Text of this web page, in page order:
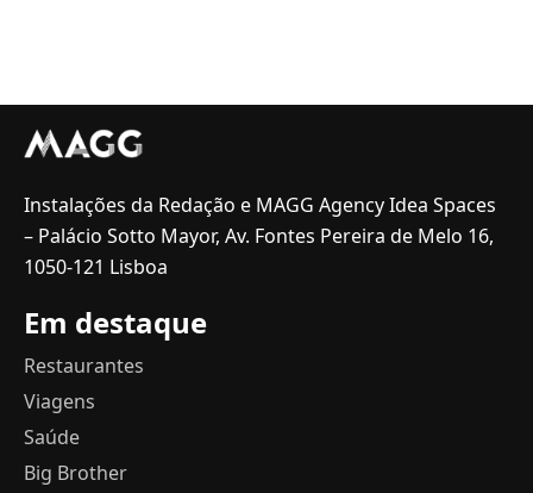
Instalações da Redação e MAGG Agency Idea Spaces
– Palácio Sotto Mayor, Av. Fontes Pereira de Melo 16,
1050-121 Lisboa
Em destaque
Restaurantes
Viagens
Saúde
Big Brother